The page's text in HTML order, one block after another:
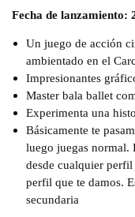
Fecha de lanzamiento:
Un juego de acción
ambientado en el
Impresionantes
Master bala ballet
Experimenta una
Básicamente te
luego juegas normal.
desde cualquier perfil
perfil que te damos.
secundaria